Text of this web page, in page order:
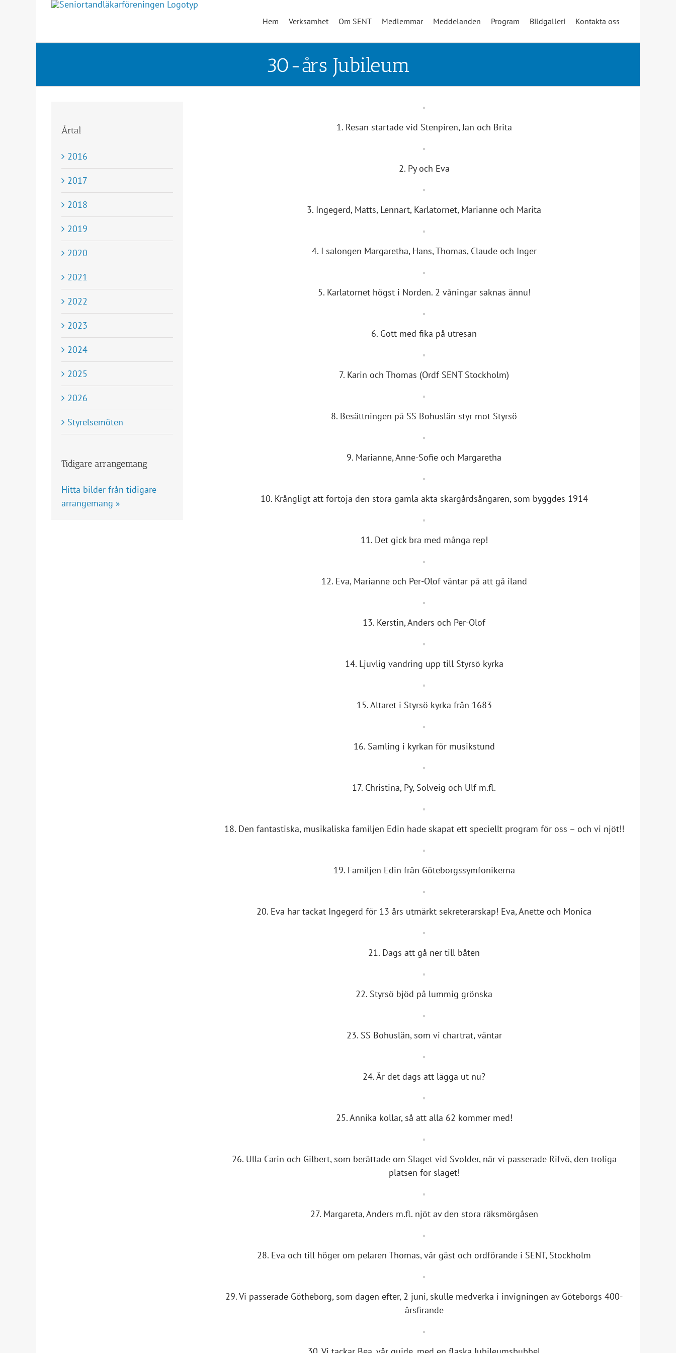
Hem Verksamhet Om SENT Medlemmar Meddelanden Program Bildgalleri Kontakta oss
30-års Jubileum
1. Resan startade vid Stenpiren, Jan och Brita
2. Py och Eva
3. Ingegerd, Matts, Lennart, Karlatornet, Marianne och Marita
4. I salongen Margaretha, Hans, Thomas, Claude och Inger
5. Karlatornet högst i Norden. 2 våningar saknas ännu!
6. Gott med fika på utresan
7. Karin och Thomas (Ordf SENT Stockholm)
8. Besättningen på SS Bohuslän styr mot Styrsö
9. Marianne, Anne-Sofie och Margaretha
10. Krångligt att förtöja den stora gamla äkta skärgårdsångaren, som byggdes 1914
11. Det gick bra med många rep!
12. Eva, Marianne och Per-Olof väntar på att gå iland
13. Kerstin, Anders och Per-Olof
14. Ljuvlig vandring upp till Styrsö kyrka
15. Altaret i Styrsö kyrka från 1683
16. Samling i kyrkan för musikstund
17. Christina, Py, Solveig och Ulf m.fl.
18. Den fantastiska, musikaliska familjen Edin hade skapat ett speciellt program för oss – och vi njöt!!
19. Familjen Edin från Göteborgssymfonikerna
20. Eva har tackat Ingegerd för 13 års utmärkt sekreterarskap! Eva, Anette och Monica
21. Dags att gå ner till båten
22. Styrsö bjöd på lummig grönska
23. SS Bohuslän, som vi chartrat, väntar
24. Är det dags att lägga ut nu?
25. Annika kollar, så att alla 62 kommer med!
26. Ulla Carin och Gilbert, som berättade om Slaget vid Svolder, när vi passerade Rifvö, den troliga
platsen för slaget!
27. Margareta, Anders m.fl. njöt av den stora räksmörgåsen
28. Eva och till höger om pelaren Thomas, vår gäst och ordförande i SENT, Stockholm
29. Vi passerade Götheborg, som dagen efter, 2 juni, skulle medverka i invigningen av Göteborgs 400-
årsfirande
Årtal
2016
2017
2018
2019
2020
2021
2022
2023
2024
2025
2026
Styrelsemöten
Tidigare arrangemang
Hitta bilder från tidigare
arrangemang »